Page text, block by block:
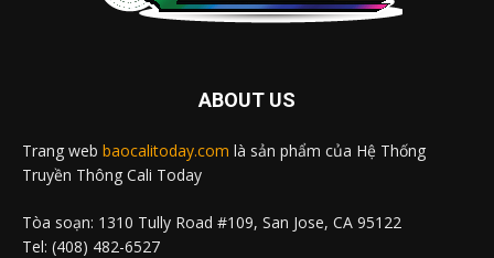
ABOUT US
Trang web baocalitoday.com là sản phẩm của Hệ Thống
Truyền Thông Cali Today
Tòa soạn: 1310 Tully Road #109, San Jose, CA 95122
Tel: (408) 482-6527